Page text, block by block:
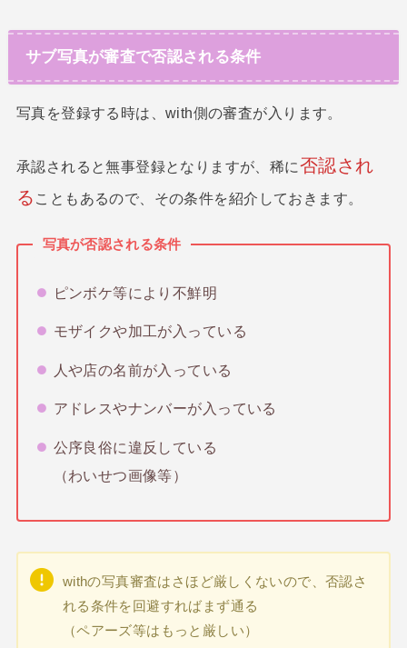
サブ写真が審査で否認される条件
写真を登録する時は、with側の審査が入ります。
承認されると無事登録となりますが、稀に否認され
る こともあるので、その条件を紹介しておきます。
写真が否認される条件
ピンボケ等により不鮮明
モザイクや加工が入っている
人や店の名前が入っている
アドレスやナンバーが入っている
公序良俗に違反している
（わいせつ画像等）
withの写真審査はさほど厳しくないので、否認さ
れる条件を回避すればまず通る
（ペアーズ等はもっと厳しい）